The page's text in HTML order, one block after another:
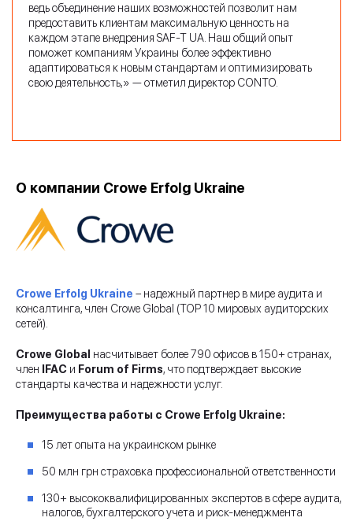
ведь объединение наших возможностей позволит нам
предоставить клиентам максимальную ценность на
каждом этапе внедрения SAF-T UA. Наш общий опыт
поможет компаниям Украины более эффективно
адаптироваться к новым стандартам и оптимизировать
свою деятельность,» — отметил директор CONTO.
О компании Crowe Erfolg Ukraine
Crowe Erfolg Ukraine – надежный партнер в мире аудита и
консалтинга, член Crowe Global (ТОР 10 мировых аудиторских
сетей).
Crowe Global насчитывает более 790 офисов в 150+ странах,
член IFAC и Forum of Firms, что подтверждает высокие
стандарты качества и надежности услуг.
Преимущества работы с Crowe Erfolg Ukraine:
15 лет опыта на украинском рынке
50 млн грн страховка профессиональной ответственности
130+ высококвалифицированных экспертов в сфере аудита,
налогов, бухгалтерского учета и риск-менеджмента